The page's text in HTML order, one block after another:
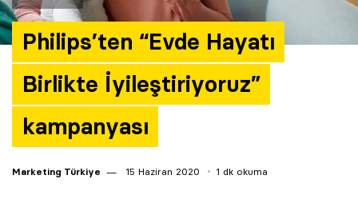
Philips’ten “Evde Hayatı
Birlikte İyileştiriyoruz”
kampanyası
Marketing Türkiye 15 Haziran 2020 1 dk okuma